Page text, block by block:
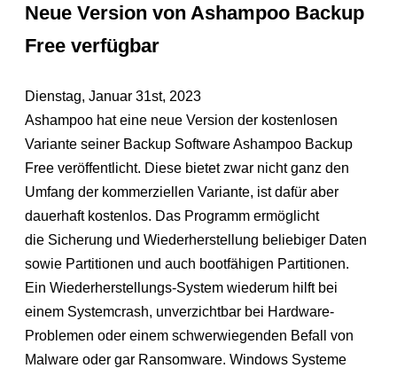
Neue Version von Ashampoo Backup
Free verfügbar
Dienstag, Januar 31st, 2023
Ashampoo hat eine neue Version der kostenlosen
Variante seiner Backup Software Ashampoo Backup
Free veröffentlicht. Diese bietet zwar nicht ganz den
Umfang der kommerziellen Variante, ist dafür aber
dauerhaft kostenlos. Das Programm ermöglicht
die Sicherung und Wiederherstellung beliebiger Daten
sowie Partitionen und auch bootfähigen Partitionen.
Ein Wiederherstellungs-System wiederum hilft bei
einem Systemcrash, unverzichtbar bei Hardware-
Problemen oder einem schwerwiegenden Befall von
Malware oder gar Ransomware. Windows Systeme